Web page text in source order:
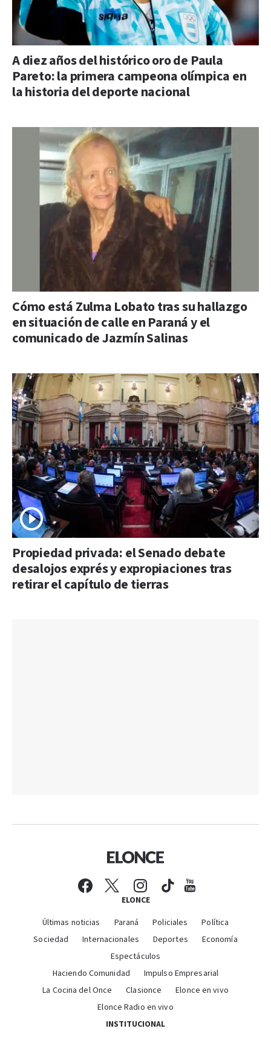
A diez años del histórico oro de Paula
Pareto: la primera campeona olímpica en
la historia del deporte nacional
Cómo está Zulma Lobato tras su hallazgo
en situación de calle en Paraná y el
comunicado de Jazmín Salinas
Propiedad privada: el Senado debate
desalojos exprés y expropiaciones tras
retirar el capítulo de tierras
ELONCE
Últimas noticias Paraná Policiales
Política
Sociedad
Internacionales Deportes
Economía
Espectáculos
Haciendo Comunidad
Impulso Empresarial
La Cocina del Once
Clasionce
Elonce en vivo
Elonce Radio en vivo
INSTITUCIONAL